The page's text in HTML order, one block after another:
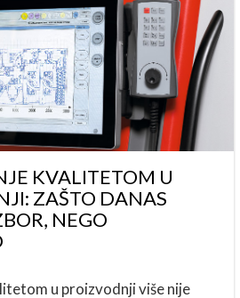
KVALITETOM U
ZAŠTO DANAS
NEGO
u proizvodnji više nije